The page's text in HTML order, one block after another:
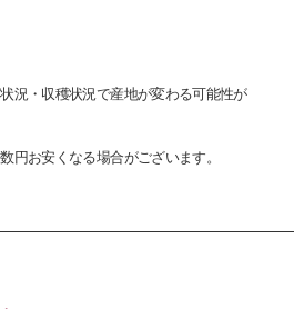
況・収穫状況で産地が変わる可能性が
円お安くなる場合がございます。